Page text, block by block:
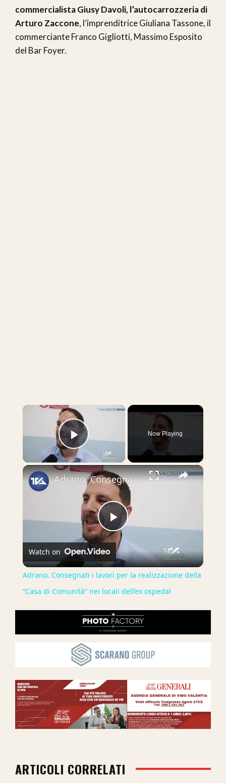
commercialista Giusy Davoli, l’autocarrozzeria di
Arturo Zaccone, l’imprenditrice Giuliana Tassone, il
commerciante Franco Gigliotti, Massimo Esposito
del Bar Foyer.
×
Play Video
Now Playing
×
Play
Video
Adrano. Consegnati i lavori per la realizzazione della “Casa di Comunità” nei locali dell’ex ospedal
Watch on
Adrano. Consegnati i lavori per la realizzazione della
“Casa di Comunità” nei locali dell’ex ospedal
ARTICOLI CORRELATI